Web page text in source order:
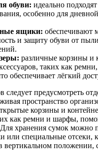
обуви: идеально
особенно для
ящики: обеспечивают
и защиту обуви от
различные корзины и
таких как
обеспечивает лёгкий
следует предусмотреть
пространство
корзины и
как ремни и шарфы,
хранения сумок можно
или специальные отсеки,
вертикальном положении,